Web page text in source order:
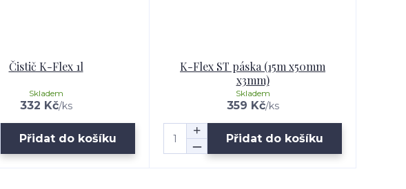
Čistič K-Flex 1l
332 Kč/ks
Skladem
Přidat do košíku
K-Flex ST páska (15m x50mm
x3mm)
359 Kč/ks
Skladem
Přidat do košíku